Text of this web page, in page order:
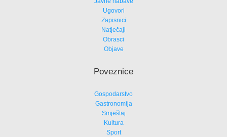
Ugovori
Zapisnici
Natječaji
Obrasci
Objave
Poveznice
Gospodarstvo
Gastronomija
Smještaj
Kultura
Sport